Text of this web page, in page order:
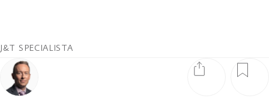
J&T SPECIALISTA